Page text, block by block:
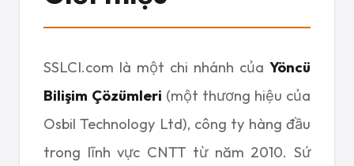
SSLCI.com là một chi nhánh của Yöncü
Bilişim Çözümleri (một thương hiệu của
Osbil Technology Ltd), công ty hàng đầu
trong lĩnh vực CNTT từ năm 2010. Sứ